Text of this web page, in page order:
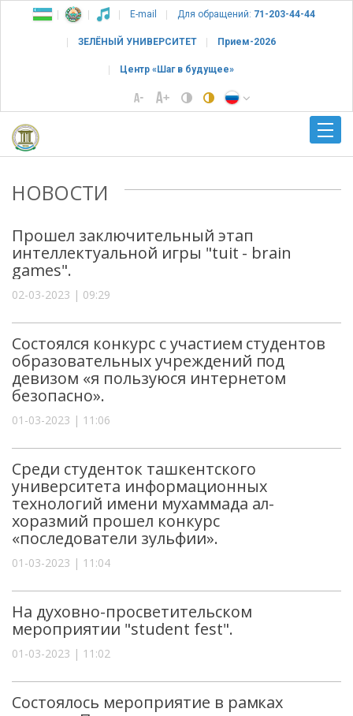
E-mail Для обращений: 71-203-44-44
ЗЕЛЁНЫЙ УНИВЕРСИТЕТ Прием-2026
Центр «Шаг в будущее»
НОВОСТИ
Прошел заключительный этап
интеллектуальной игры "tuit - brain
games".
02-03-2023 | 09:29
Состоялся конкурс с участием студентов
образовательных учреждений под
девизом «я пользуюся интернетом
безопасно».
01-03-2023 | 11:06
Среди студенток ташкентского
университета информационных
технологий имени мухаммада ал-
хоразмий прошел конкурс
«последователи зульфии».
01-03-2023 | 11:04
На духовно-просветительском
мероприятии "student fest".
01-03-2023 | 11:02
Состоялось мероприятие в рамках